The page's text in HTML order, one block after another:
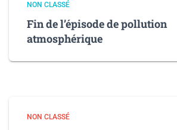
NON CLASSÉ
Fin de l’épisode de pollution
atmosphérique
NON CLASSÉ